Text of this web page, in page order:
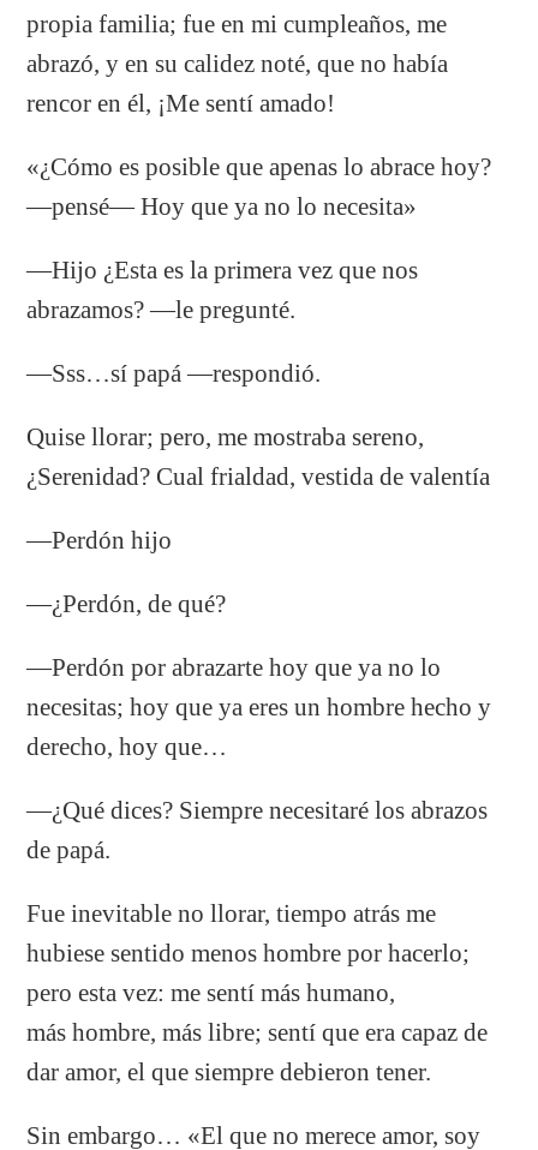
propia familia; fue en mi cumpleaños, me
abrazó, y en su calidez noté, que no había
rencor en él, ¡Me sentí amado!
«¿Cómo es posible que apenas lo abrace hoy?
—pensé— Hoy que ya no lo necesita»
—Hijo ¿Esta es la primera vez que nos
abrazamos? —le pregunté.
—Sss…sí papá —respondió.
Quise llorar; pero, me mostraba sereno,
¿Serenidad? Cual frialdad, vestida de valentía
—Perdón hijo
—¿Perdón, de qué?
—Perdón por abrazarte hoy que ya no lo
necesitas; hoy que ya eres un hombre hecho y
derecho, hoy que…
—¿Qué dices? Siempre necesitaré los abrazos
de papá.
Fue inevitable no llorar, tiempo atrás me
hubiese sentido menos hombre por hacerlo;
pero esta vez: me sentí más humano,
más hombre, más libre; sentí que era capaz de
dar amor, el que siempre debieron tener.
Sin embargo… «El que no merece amor, soy